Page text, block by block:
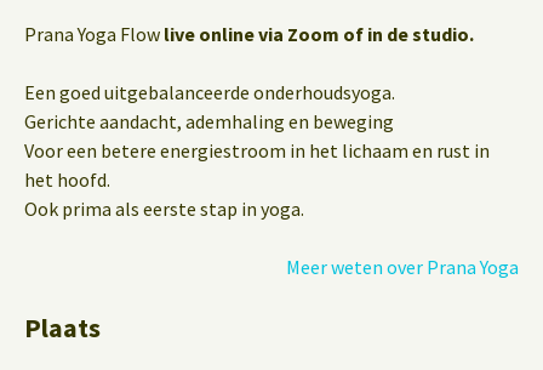
Prana Yoga Flow live online via Zoom of in de studio.
Een goed uitgebalanceerde onderhoudsyoga.
Gerichte aandacht, ademhaling en beweging
Voor een betere energiestroom in het lichaam en rust in
het hoofd.
Ook prima als eerste stap in yoga.
Meer weten over Prana Yoga
Plaats